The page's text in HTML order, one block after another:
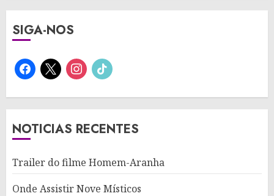
SIGA-NOS
facebook
x instagram
tiktok
NOTICIAS RECENTES
Trailer do filme Homem-Aranha
Onde Assistir Nove Místicos